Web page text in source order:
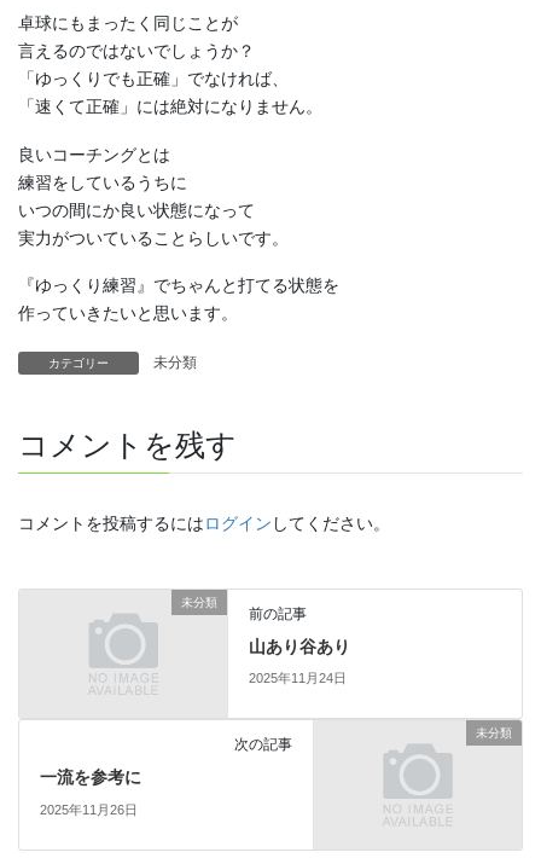
卓球にもまったく同じことが
言えるのではないでしょうか？
「ゆっくりでも正確」でなければ、
「速くて正確」には絶対になりません。
良いコーチングとは
練習をしているうちに
いつの間にか良い状態になって
実力がついていることらしいです。
『ゆっくり練習』でちゃんと打てる状態を
作っていきたいと思います。
カテゴリー 未分類
コメントを残す
コメントを投稿するにはログイン してください。
未分類
前の記事
山あり谷あり
2025年11月24日
未分類
次の記事
一流を参考に
2025年11月26日